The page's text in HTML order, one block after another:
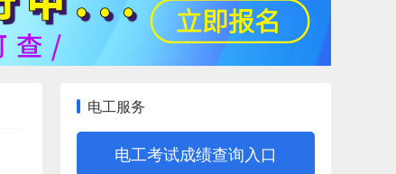
电工服务
电工考试成绩查询入口